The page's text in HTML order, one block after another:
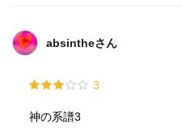
absintheさん
3
神の系譜3